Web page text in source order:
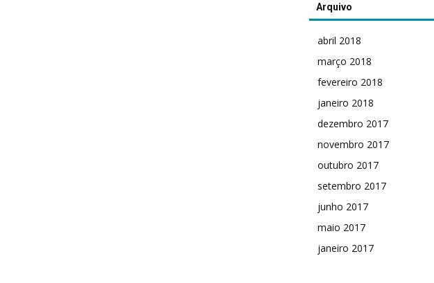
Arquivo
abril 2018
março 2018
fevereiro 2018
janeiro 2018
dezembro 2017
novembro 2017
outubro 2017
setembro 2017
junho 2017
maio 2017
janeiro 2017